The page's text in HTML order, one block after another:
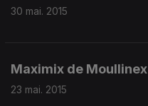
30 mai. 2015
Maximix de Moullinex
23 mai. 2015